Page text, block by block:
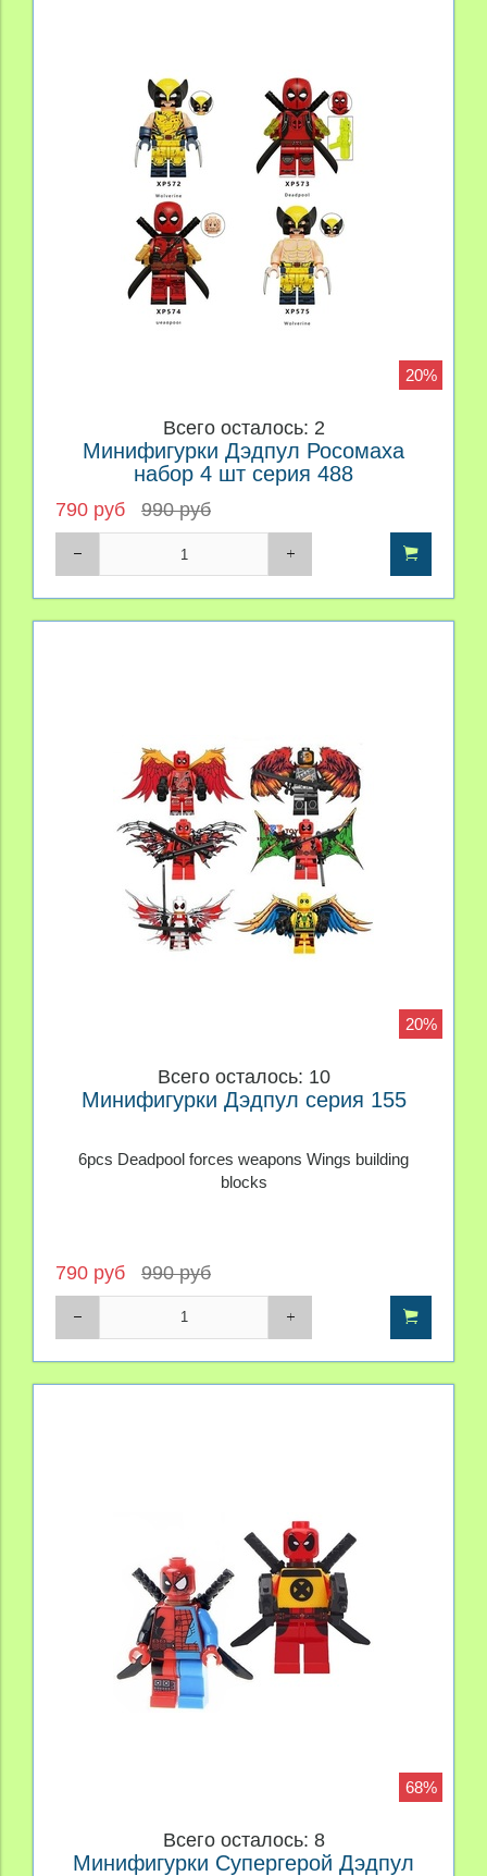
20%
Всего осталось: 2
Минифигурки Дэдпул Росомаха
набор 4 шт серия 488
790 руб 990 руб
20%
Всего осталось: 10
Минифигурки Дэдпул серия 155
6pcs Deadpool forces weapons Wings building
blocks
790 руб 990 руб
68%
Всего осталось: 8
Минифигурки Супергерой Дэдпул